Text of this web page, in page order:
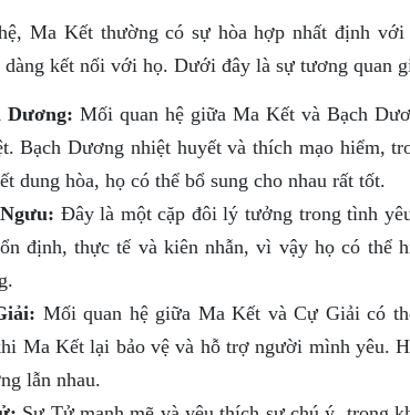
Ma Kết thường có sự hòa hợp nhất định
kết nối với họ. Dưới đây là sự tương quan
Dương: Mối quan hệ giữa Ma Kết và Bạch
Bạch Dương nhiệt huyết và thích mạo hiểm,
dung hòa, họ có thể bổ sung cho nhau rất tốt.
Đây là một cặp đôi lý tưởng trong tình
định, thực tế và kiên nhẫn, vì vậy họ có thể
Mối quan hệ giữa Ma Kết và Cự Giải có
Ma Kết lại bảo vệ và hỗ trợ người mình yêu.
lẫn nhau.